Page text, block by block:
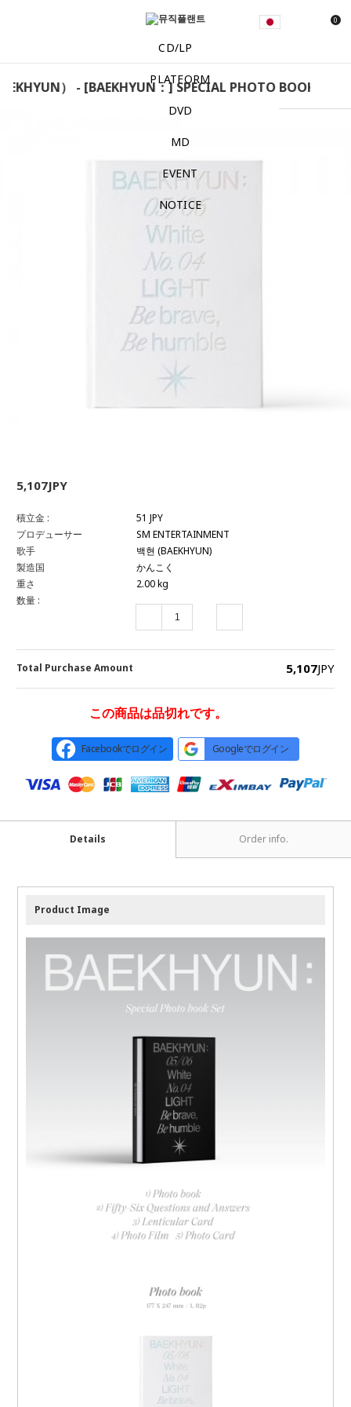
0
CD/LP
PLATFORM
DVD
MD
EVENT
NOTICE
） - [BAEKHYUN：] SPECIAL PHOTO BOOK SET
5,107JPY
積立金 :
51 JPY
プロデューサー
SM ENTERTAINMENT
歌手
백현 (BAEKHYUN)
製造国
かんこく
重さ
2.00 kg
数量 :
Total Purchase Amount 5,107JPY
この商品は品切れです。
Facebookでログイン Googleでログイン
Details Order info.
Product Image